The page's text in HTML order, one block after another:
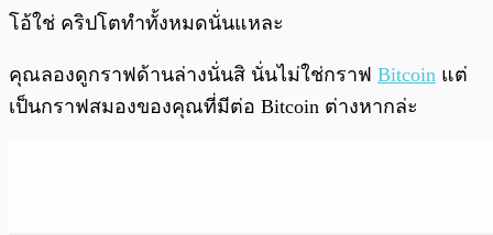
โอ้ใช่ คริปโตทำทั้งหมดนั่นแหละ
คุณลองดูกราฟด้านล่างนั่นสิ นั่นไม่ใช่กราฟ Bitcoin แต่
เป็นกราฟสมองของคุณที่มีต่อ Bitcoin ต่างหากล่ะ